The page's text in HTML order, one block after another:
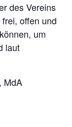
des Vereins
offen und
um
laut
MdA